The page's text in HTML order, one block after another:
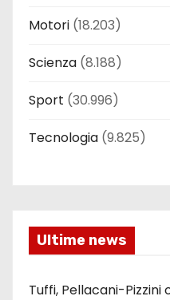
Motori (18.203)
Scienza (8.188)
Sport (30.996)
Tecnologia (9.825)
Ultime news
Tuffi, Pellacani-